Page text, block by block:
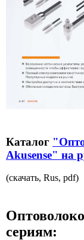
Каталог
Akusense" на
(скачать, Rus, pdf)
сериям: